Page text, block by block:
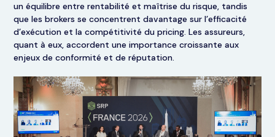
un équilibre entre rentabilité et maîtrise du risque, tandis
que les brokers se concentrent davantage sur l’efficacité
d’exécution et la compétitivité du pricing. Les assureurs,
quant à eux, accordent une importance croissante aux
enjeux de conformité et de réputation.